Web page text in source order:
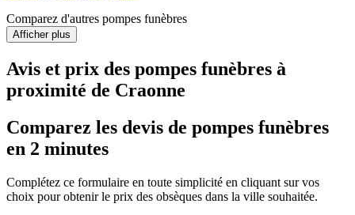
Comparez d'autres pompes funèbres
Afficher plus
Avis et prix des pompes funèbres à
proximité de Craonne
Comparez les devis de pompes funèbres
en 2 minutes
Complétez ce formulaire en toute simplicité en cliquant sur vos
choix pour obtenir le prix des obsèques dans la ville souhaitée.